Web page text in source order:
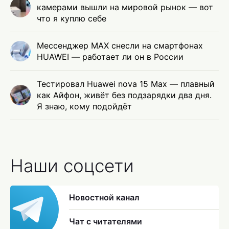
камерами вышли на мировой рынок — вот
что я куплю себе
Мессенджер MAX снесли на смартфонах
HUAWEI — работает ли он в России
Тестировал Huawei nova 15 Max — плавный
как Айфон, живёт без подзарядки два дня.
Я знаю, кому подойдёт
Наши соцсети
Новостной канал
Чат с читателями